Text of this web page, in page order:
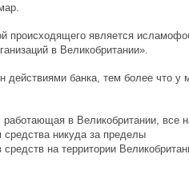
происходящего является
в Великобритании».
банка, тем более что у
работающая в Великобритании, все
никуда за пределы
на территории